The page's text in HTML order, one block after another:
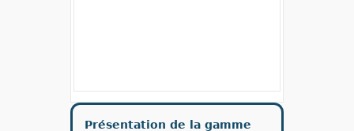
Présentation de la gamme